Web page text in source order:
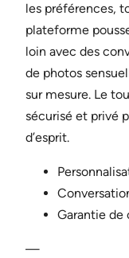
les préférences,
plateforme
loin avec des
de photos
sur mesure. Le
sécurisé et privé
d’esprit.
Garantie de
—